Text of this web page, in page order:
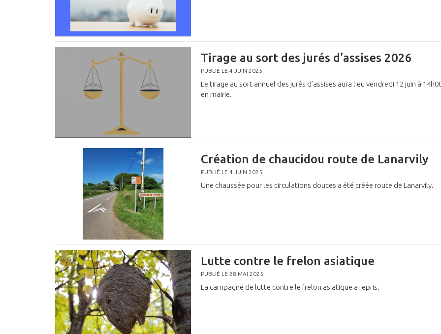
Tirage au sort des jurés d’assises 2026
PUBLIÉ LE 4 JUIN 2025
Le tirage au sort annuel des jurés d’assises aura lieu vendredi 12 juin à
en mairie.
Création de chaucidou route de Lanarvily
PUBLIÉ LE 4 JUIN 2025
Une chaussée pour les circulations douces a été créée route de Lanarvily.
Lutte contre le frelon asiatique
PUBLIÉ LE 28 MAI 2025
La campagne de lutte contre le frelon asiatique a repris.